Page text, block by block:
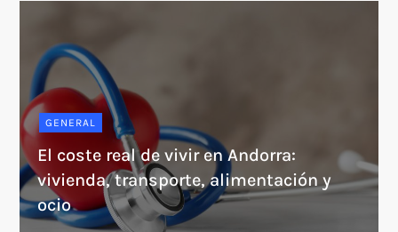
GENERAL
El coste real de vivir en Andorra:
vivienda, transporte, alimentación y
ocio